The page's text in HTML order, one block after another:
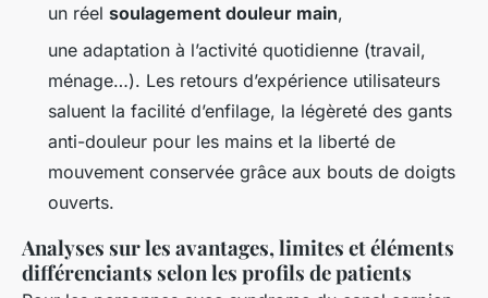
un réel soulagement douleur main,
une adaptation à l’activité quotidienne (travail,
ménage…). Les retours d’expérience utilisateurs
saluent la facilité d’enfilage, la légèreté des gants
anti-douleur pour les mains et la liberté de
mouvement conservée grâce aux bouts de doigts
ouverts.
Analyses sur les avantages, limites et éléments
différenciants selon les profils de patients